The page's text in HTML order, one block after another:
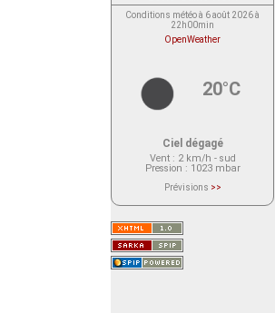
Conditions météo à 6 août 2026 à
22h00min
OpenWeather
20°C
Ciel dégagé
Vent: 2 km/h - sud
Pression : 1023 mbar
Prévisions >>
actuellement aucune prévision
Saint-Nom.
Veuillez consulter le message du
service ci-dessous.
(401 - Invalid API key. Please see
https://openweathermap.org/faq#error401